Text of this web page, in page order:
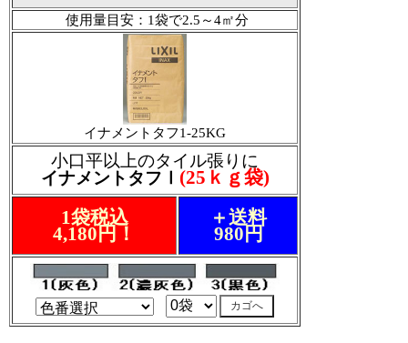
使用量目安：1袋で2.5～4㎡分
イナメントタフ1-25KG
小口平以上のタイル張りに
イナメントタフⅠ (25ｋｇ袋)
1袋税込
4,180円！
＋送料
980円